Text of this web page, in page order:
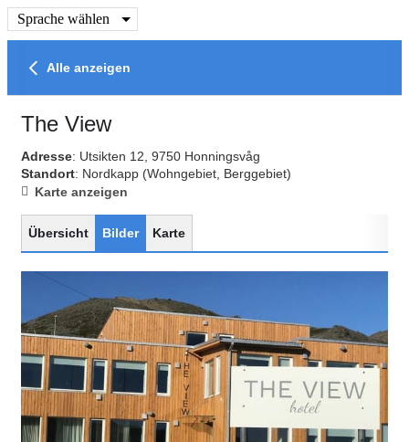
Sprache wählen
Alle anzeigen
The View
Adresse: Utsikten 12, 9750 Honningsvåg
Standort: Nordkapp (Wohngebiet, Berggebiet)
Karte anzeigen
Übersicht Bilder Karte